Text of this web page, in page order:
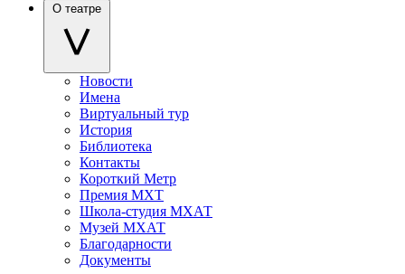
О театре
Новости
Имена
Виртуальный тур
История
Библиотека
Контакты
Короткий Метр
Премия МХТ
Школа-студия МХАТ
Музей МХАТ
Благодарности
Документы